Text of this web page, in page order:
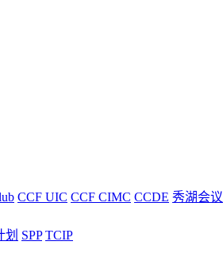
CCF UIC CCF CIMC CCDE 秀湖会议
划 SPP TCIP